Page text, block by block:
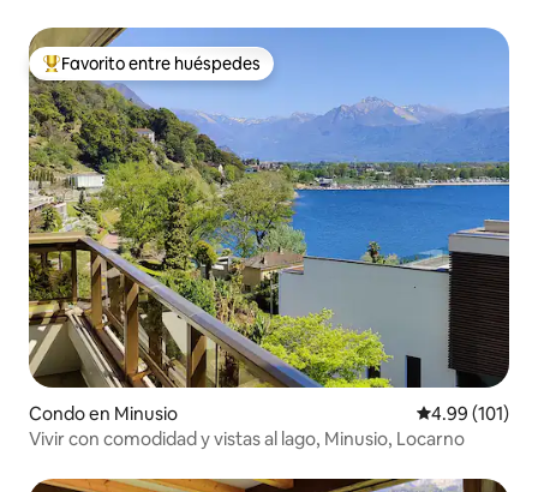
Favorito entre huéspedes preferido
Favorito entre huéspedes
Condo en Minusio Calificación
4.99 (101)
Vivir con comodidad y vistas al lago, Minusio, Locarno